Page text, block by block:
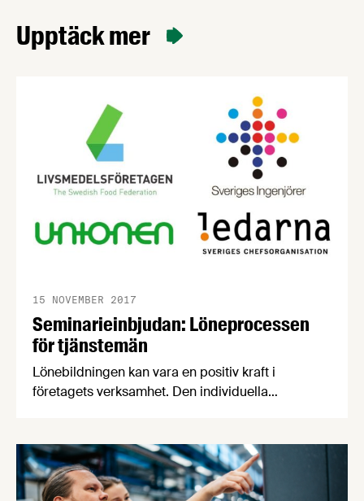
Upptäck mer
Seminarieinbjudan: Löneprocessen
för tjänstemän
15 NOVEMBER 2017
Lönebildningen kan vara en positiv kraft i
företagets verksamhet. Den individuella
prestationer. Därför bjuder Livsmedelsföretagen,
Unionen, Sveriges Ingenjörer och Ledarna
tillsammans in till ett seminarium med